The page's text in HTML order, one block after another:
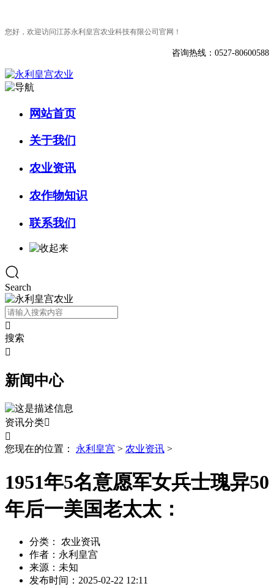
您好，欢迎访问江苏永利皇宫农业科技有限公司官网！
咨询热线：0527-80600588
网站首页
关于我们
农业资讯
农作物知识
联系我们
Search

搜索

新闻中心
资讯分类

您现在的位置：
永利皇宫 > 农业资讯 >
1951年5名意愿军女兵士瑰异50
年后一美国老太太：
分类：
农业资讯
作者： 永利皇宫
来源： 未知
发布时间： 2025-02-22 12:11